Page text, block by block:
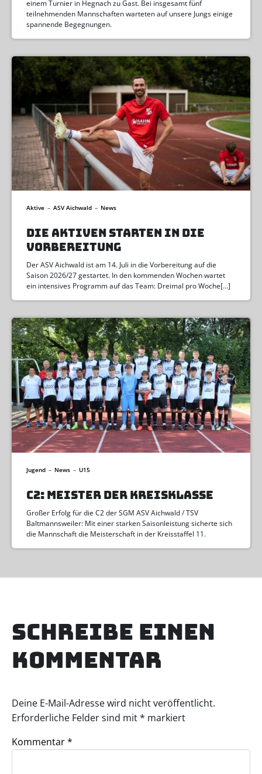
einem Turnier in Hegnach zu Gast. Bei insgesamt fünf
teilnehmenden Mannschaften warteten auf unsere Jungs einige
spannende Begegnungen.
Aktive – ASV Aichwald – News
DIE AKTIVEN STARTEN IN DIE
VORBEREITUNG
Der ASV Aichwald ist am 14. Juli in die Vorbereitung auf die
Saison 2026/27 gestartet. In den kommenden Wochen wartet
ein intensives Programm auf das Team: Dreimal pro Woche[…]
Jugend – News – U15
C2: MEISTER DER KREISKLASSE
Großer Erfolg für die C2 der SGM ASV Aichwald / TSV
Baltmannsweiler: Mit einer starken Saisonleistung sicherte sich
die Mannschaft die Meisterschaft in der Kreisstaffel 11.
Schreibe einen
Kommentar
Deine E-Mail-Adresse wird nicht veröffentlicht.
Erforderliche Felder sind mit* markiert
Kommentar*